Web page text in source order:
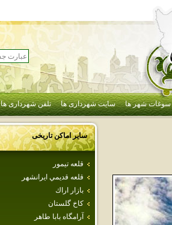
سوغات شهر ها سایت شهرداری ها تلفن شهرداری ها
سایر اماکن تاریخی
قلعه تيمور
قلعه قديمي ايرانشهر
بازار اراك
كاخ گلستان
آرامگاه بابا طاهر